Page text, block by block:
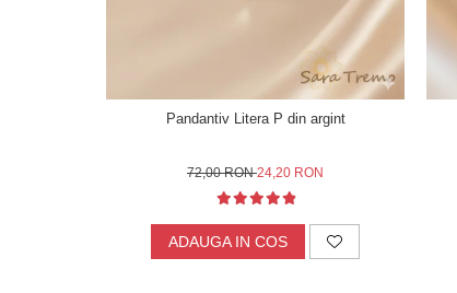
Pandantiv Litera P din argint
72,00 RON24,20 RON
ADAUGA IN COS